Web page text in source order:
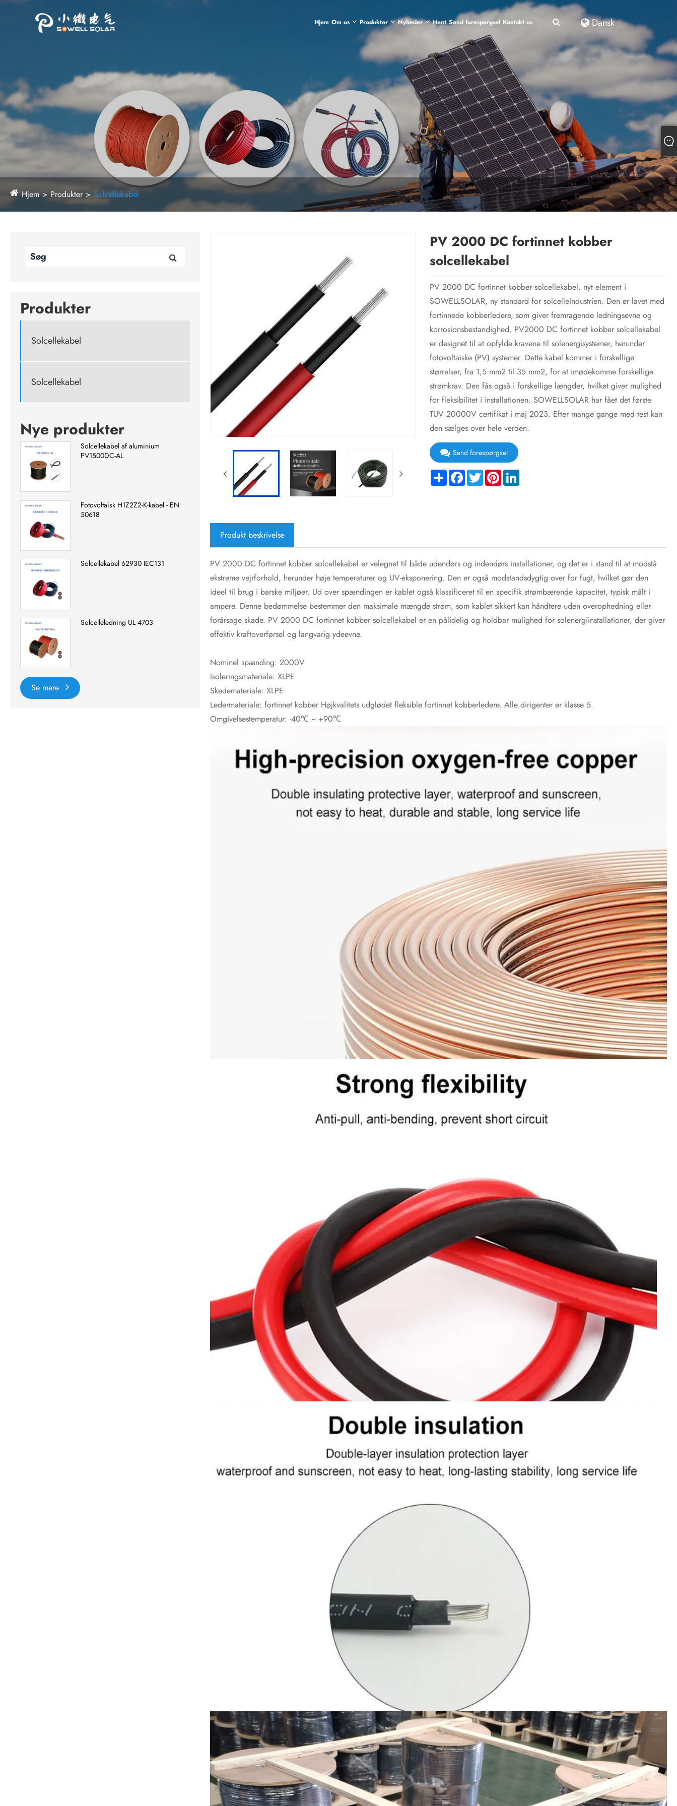
Hjem Om os Produkter Nyheder Hent Send forespørgsel Kontakt os Dansk
Hjem Produkter Solcellekabel
Produkter
Solcellekabel
Solcellekabel
Nye produkter
Solcellekabel af aluminium
PV1500DC-AL
Fotovoltaisk H1Z2Z2-K-kabel - EN
50618
Solcellekabel 62930 IEC131
Solcelleledning UL 4703
Se mere
PV 2000 DC fortinnet kobber
solcellekabel
PV 2000 DC fortinnet kobber solcellekabel, nyt element i
SOWELLSOLAR, ny standard for solcelleindustrien. Den er lavet med
fortinnede kobberledere, som giver fremragende ledningsevne og
korrosionsbestandighed. PV2000 DC fortinnet kobber solcellekabel
er designet til at opfylde kravene til solenergisystemer, herunder
fotovoltaiske (PV) systemer. Dette kabel kommer i forskellige
størrelser, fra 1,5 mm2 til 35 mm2, for at imødekomme forskellige
strømkrav. Den fås også i forskellige længder, hvilket giver mulighed
for fleksibilitet i installationen. SOWELLSOLAR har fået det første
TUV 20000V certifikat i maj 2023. Efter mange gange med test kan
den sælges over hele verden.
Send forespørgsel
ShareFacebook
TwitterPinterestLinkedIn
Produkt beskrivelse
PV 2000 DC fortinnet kobber solcellekabel er velegnet til både udendørs og indendørs installationer, og det er i stand til at modstå
ekstreme vejrforhold, herunder høje temperaturer og UV-eksponering. Den er også modstandsdygtig over for fugt, hvilket gør den
ideel til brug i barske miljøer. Ud over spændingen er kablet også klassificeret til en specifik strømbærende kapacitet, typisk målt i
ampere. Denne bedømmelse bestemmer den maksimale mængde strøm, som kablet sikkert kan håndtere uden overophedning eller
forårsage skade. PV 2000 DC fortinnet kobber solcellekabel er en pålidelig og holdbar mulighed for solenergiinstallationer, der giver
effektiv kraftoverførsel og langvarig ydeevne.
Nominel spænding: 2000V
Isoleringsmateriale: XLPE
Skedemateriale: XLPE
Ledermateriale: fortinnet kobber Højkvalitets udglødet fleksible fortinnet kobberledere. Alle dirigenter er klasse 5.
Omgivelsestemperatur: -40℃ ~ +90℃